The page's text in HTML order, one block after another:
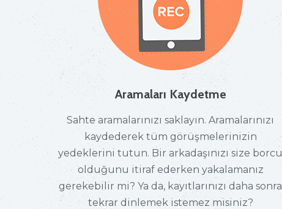
Aramaları Kaydetme
Sahte aramalarınızı saklayın. Aramalarınızı
kaydederek tüm görüşmelerinizin
yedeklerini tutun. Bir arkadaşınızı size borcu
olduğunu itiraf ederken yakalamanız
gerekebilir mi? Ya da, kayıtlarınızı daha sonra
tekrar dinlemek istemez misiniz?